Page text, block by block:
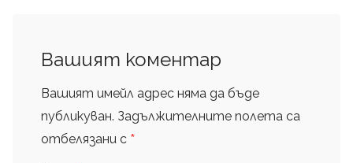
Вашият коментар
Вашият имейл адрес няма да бъде
публикуван. Задължителните полета са
отбелязани с *